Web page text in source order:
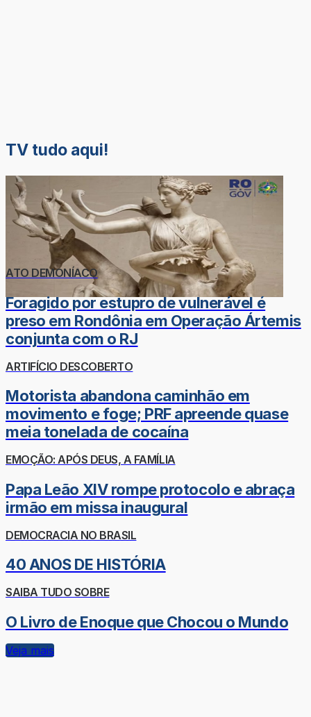
TV tudo aqui!
ATO DEMONÍACO
Foragido por estupro de vulnerável é
preso em Rondônia em Operação Ártemis
conjunta com o RJ
ARTIFÍCIO DESCOBERTO
Motorista abandona caminhão em
movimento e foge; PRF apreende quase
meia tonelada de cocaína
EMOÇÃO: APÓS DEUS, A FAMÍLIA
Papa Leão XIV rompe protocolo e abraça
irmão em missa inaugural
DEMOCRACIA NO BRASIL
40 ANOS DE HISTÓRIA
SAIBA TUDO SOBRE
O Livro de Enoque que Chocou o Mundo
Veja mais